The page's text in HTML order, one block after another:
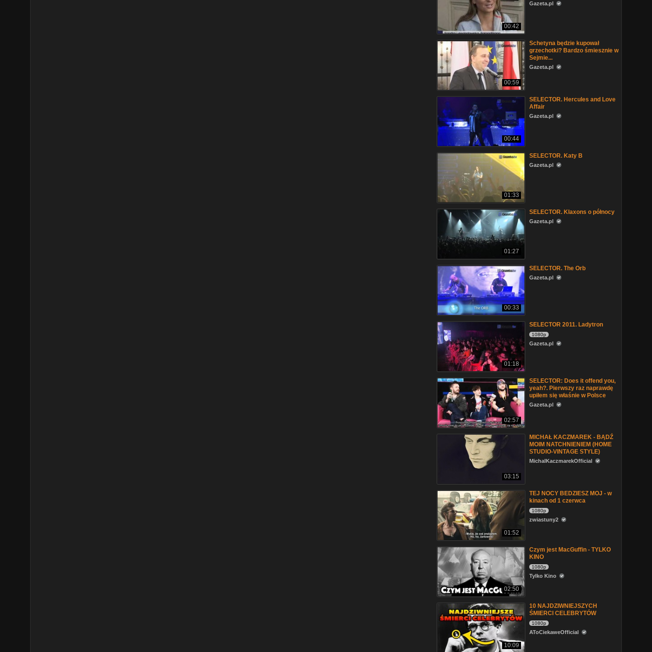
00:42
Gazeta.pl
00:59
Schetyna będzie kupował
grzechotki? Bardzo śmiesznie w
Sejmie...
Gazeta.pl
00:44
SELECTOR. Hercules and Love
Affair
Gazeta.pl
01:33
SELECTOR. Katy B
Gazeta.pl
01:27
SELECTOR. Klaxons o północy
Gazeta.pl
00:33
SELECTOR. The Orb
Gazeta.pl
01:18
SELECTOR 2011. Ladytron
1080p
Gazeta.pl
02:57
SELECTOR: Does it offend you,
yeah?. Pierwszy raz naprawdę
upiłem się właśnie w Polsce
Gazeta.pl
03:15
MICHAŁ KACZMAREK - BĄDŹ
MOIM NATCHNIENIEM (HOME
STUDIO-VINTAGE STYLE)
MichalKaczmarekOfficial
01:52
TEJ NOCY BEDZIESZ MOJ - w
kinach od 1 czerwca
1080p
zwiastuny2
02:50
Czym jest MacGuffin - TYLKO
KINO
1080p
Tylko Kino
10:09
10 NAJDZIWNIEJSZYCH
ŚMIERCI CELEBRYTÓW
1080p
AToCiekaweOfficial